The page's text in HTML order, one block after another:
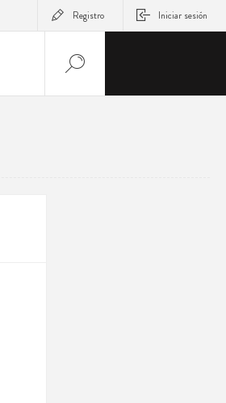
Registro Iniciar sesión